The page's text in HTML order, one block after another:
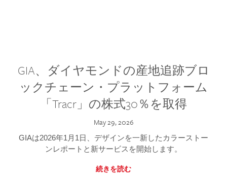
GIA、ダイヤモンドの産地追跡ブロ
ックチェーン・プラットフォーム
「Tracr」の株式30％を取得
May 29, 2026
GIAは2026年1月1日、デザインを一新したカラーストー
ンレポートと新サービスを開始します。
続きを読む